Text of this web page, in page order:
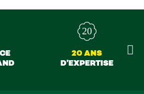
20 ANS
D’EXPERTISE